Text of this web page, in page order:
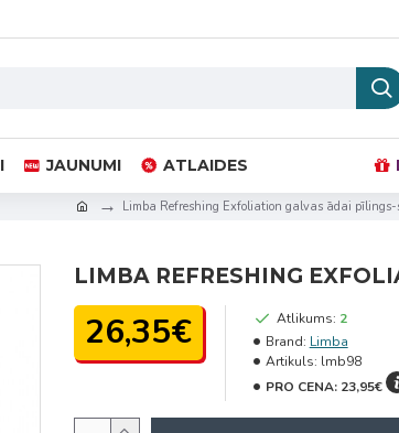
JAUNUMI ATLAIDES
Limba Refreshing Exfoliation galvas ādai
LIMBA REFRESHING
26,35€ Atlikums: 2
Brand: Limba
Artikuls: lmb98
PRO CENA: 23,95€